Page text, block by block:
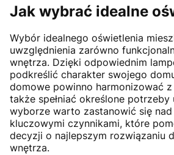
Jak wybrać idealne
Wybór idealnego oświetlenia
uwzględnienia zarówno
wnętrza. Dzięki odpowiednim
podkreślić charakter swojego
domowe powinno harmonizować
także spełniać określone
wyborze warto zastanowić się
kluczowymi czynnikami, które
decyzji o najlepszym rozwiązaniu
wnętrza.